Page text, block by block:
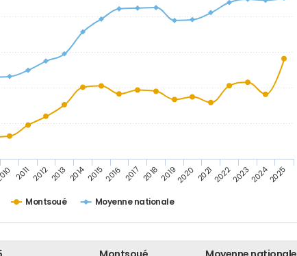
Montsoué Moyenne nationale
2011 20122013 201420152016 2017 201820192020 20212022202320242025